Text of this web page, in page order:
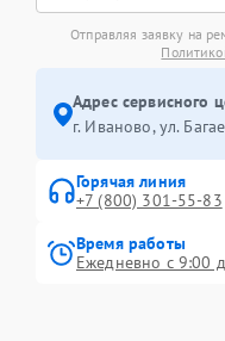
Отправляя заявку на
Адрес сервисного
г. Иваново, ул.
Горячая линия
+7 (800) 301-55-83
Время работы
Ежедневно с 9:00